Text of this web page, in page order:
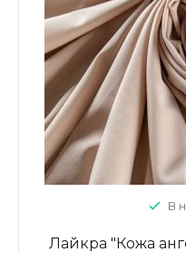
В
Лайкра "Кожа